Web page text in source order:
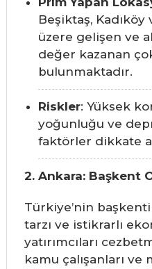
Beşiktaş,
üzere gelişen ve
değer kazanan
bulunmaktadır.
Riskler: Yüksek
yoğunluğu ve
faktörler dikkate
2. Ankara: Başkent
Türkiye’nin
tarzı ve istikrarlı
yatırımcıları
kamu çalışanları